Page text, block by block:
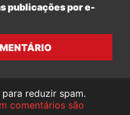
publicações por e-
reduzir spam.
comentários são